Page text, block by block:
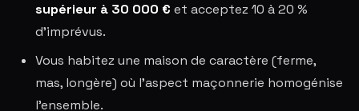
supérieur à 30 000 € et acceptez 10 à 20 %
d'imprévus.
Vous habitez une maison de caractère (ferme,
mas, longère) où l'aspect maçonnerie homogénise
l'ensemble.